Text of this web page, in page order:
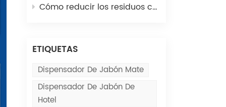
Cómo reducir los residuos con dispensadores de toallas de papel comerciales
ETIQUETAS
Dispensador De Jabón Mate
Dispensador De Jabón De
Hotel